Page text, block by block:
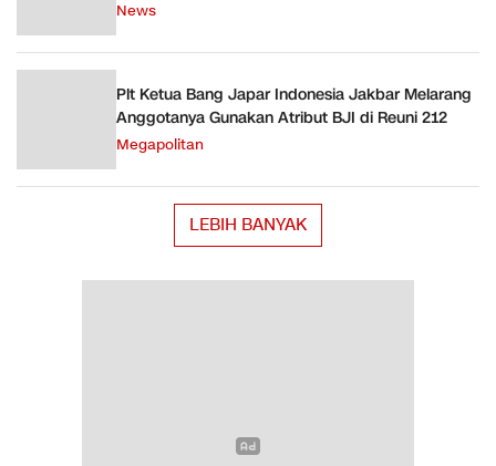
News
Plt Ketua Bang Japar Indonesia Jakbar Melarang
Anggotanya Gunakan Atribut BJI di Reuni 212
Megapolitan
LEBIH BANYAK